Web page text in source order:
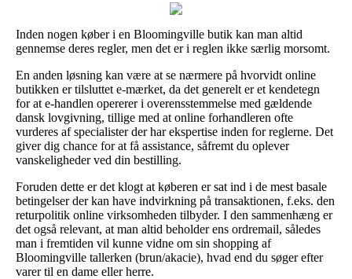
Inden nogen køber i en Bloomingville butik kan man altid
gennemse deres regler, men det er i reglen ikke særlig morsomt.
En anden løsning kan være at se nærmere på hvorvidt online
butikken er tilsluttet e-mærket, da det generelt er et kendetegn
for at e-handlen opererer i overensstemmelse med gældende
dansk lovgivning, tillige med at online forhandleren ofte
vurderes af specialister der har ekspertise inden for reglerne. Det
giver dig chance for at få assistance, såfremt du oplever
vanskeligheder ved din bestilling.
Foruden dette er det klogt at køberen er sat ind i de mest basale
betingelser der kan have indvirkning på transaktionen, f.eks. den
returpolitik online virksomheden tilbyder. I den sammenhæng er
det også relevant, at man altid beholder ens ordremail, således
man i fremtiden vil kunne vidne om sin shopping af
Bloomingville tallerken (brun/akacie), hvad end du søger efter
varer til en dame eller herre.